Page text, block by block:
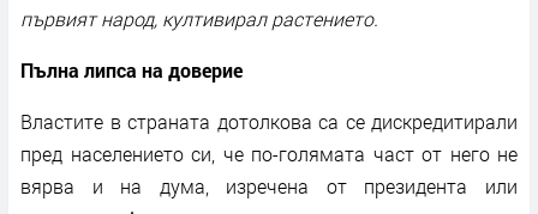
първият народ, култивирал растението.
Пълна липса на доверие
Властите в страната дотолкова са се дискредитирали
пред населението си, че по-голямата част от него не
вярва и на дума, изречена от президента или